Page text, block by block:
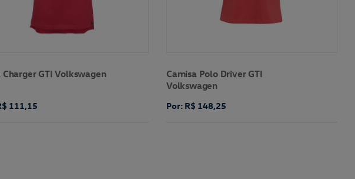
Charger GTI Volkswagen
111,15
Camisa Polo Driver GTI
Volkswagen
Por: R$ 148,25